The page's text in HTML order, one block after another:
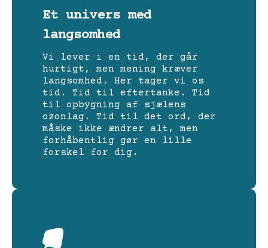
Et univers med
langsomhed
Vi lever i en tid, der går
hurtigt, men mening kræver
langsomhed. Her tager vi os
tid. Tid til eftertanke. Tid
til opbygning af sjælens
ozonlag. Tid til det ord, der
måske ikke ændrer alt, men
forhåbentlig gør en lille
forskel for dig.